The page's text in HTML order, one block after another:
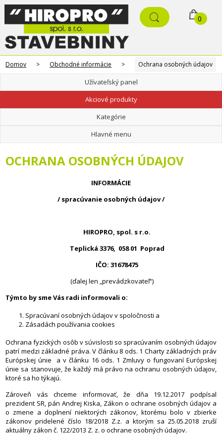
0
Domov > Obchodné informácie > Ochrana osobných údajov
Užívateľský panel
Akciové produkty
Kategórie
Hlavné menu
OCHRANA OSOBNÝCH ÚDAJOV
INFORMÁCIE
/ spracúvanie osobných údajov /
HIROPRO, spol. s r.o.
Teplická 3376, 058 01 Poprad
IČO: 31678475
(ďalej len „prevádzkovateľ“)
Týmto by sme Vás radi informovali o:
Spracúvaní osobných údajov v spoločnosti a
Zásadách používania cookies
Ochrana fyzických osôb v súvislosti so spracúvaním osobných údajov
patrí medzi základné práva. V článku 8 ods. 1 Charty základných práv
Európskej únie a v článku 16 ods. 1 Zmluvy o fungovaní Európskej
únie sa stanovuje, že každý má právo na ochranu osobných údajov,
ktoré sa ho týkajú.
Zároveň vás chceme informovať, že dňa 19.12.2017 podpísal
prezident SR, pán Andrej Kiska, Zákon o ochrane osobných údajov a
o zmene a doplnení niektorých zákonov, ktorému bolo v zbierke
zákonov pridelené číslo 18/2018 Z.z. a ktorým sa 25.05.2018 zruší
aktuálny zákon č. 122/2013 Z. z. o ochrane osobných údajov.